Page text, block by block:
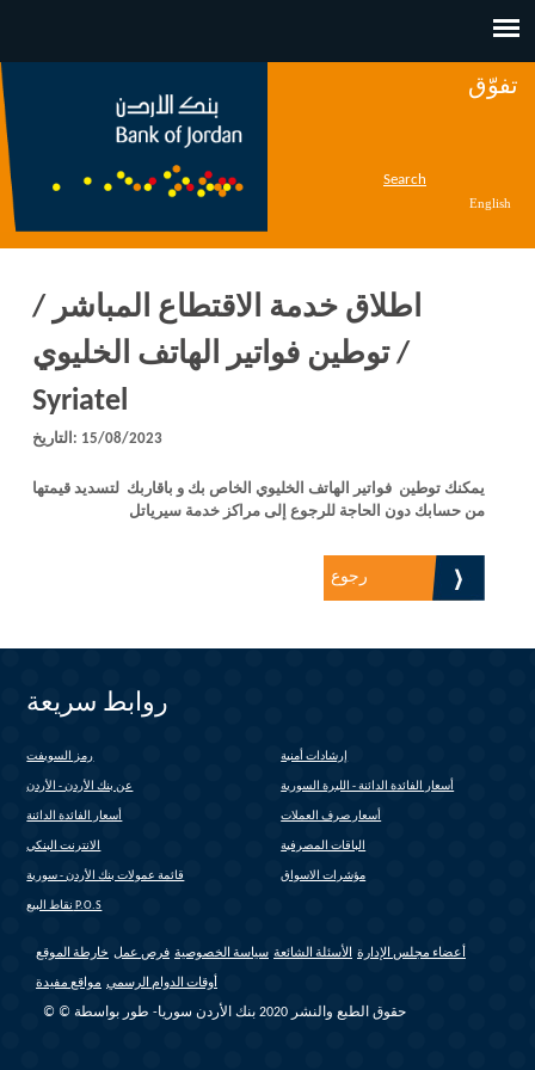
تفوّق
Search
English
اطلاق خدمة الاقتطاع المباشر /
توطين فواتير الهاتف الخليوي /
Syriatel
التاريخ: 15/08/2023
يمكنك توطين فواتير الهاتف الخليوي الخاص بك و باقاربك لتسديد قيمتها
من حسابك دون الحاجة للرجوع إلى مراكز خدمة سيرياتل
رجوع
روابط سريعة
رمز السويفت إرشادات أمنية
عن بنك الأردن - الأردن أسعار الفائدة الدائنة - الليرة السورية
أسعار الفائدة الدائنة أسعار صرف العملات
الانترنت البنكي الباقات المصرفية
قائمة عمولات بنك الأردن - سورية مؤشرات الاسواق
نقاط البيع P.O.S
خارطة الموقع فرص عمل سياسة الخصوصية الأسئلة الشائعة أعضاء مجلس الإدارة
مواقع مفيدة أوقات الدوام الرسمي
© © حقوق الطبع والنشر 2020 بنك الأردن سوريا- طور بواسطة